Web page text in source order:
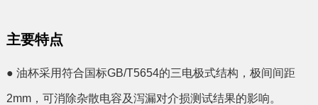
主要特点
● 油杯采用符合国标GB/T5654的三电极式结构，极间间距
2mm，可消除杂散电容及泻漏对介损测试结果的影响。